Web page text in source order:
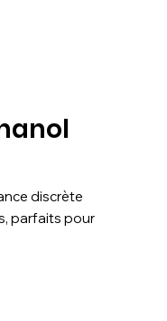
discrète
parfaits pour